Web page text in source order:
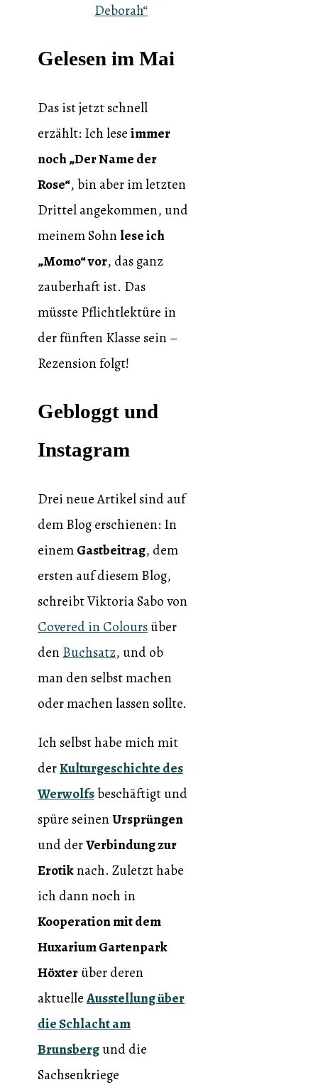
Deborah“
Gelesen im Mai
Das ist jetzt schnell
erzählt: Ich leseimmer
noch „Der Name der
Rose“, bin aber im letzten
Drittel angekommen, und
meinem Sohn lese ich
„Momo“ vor, das ganz
zauberhaft ist. Das
müsste Pflichtlektüre in
der fünften Klasse sein –
Rezension folgt!
Gebloggt und
Instagram
Drei neue Artikel sind auf
dem Blog erschienen: In
einemGastbeitrag, dem
ersten auf diesem Blog,
schreibt Viktoria Sabo von
Covered in Coloursüber
den Buchsatz, und ob
man den selbst machen
oder machen lassen sollte.
Ich selbst habe mich mit
derKulturgeschichte des
Werwolfsbeschäftigt und
spüre seinenUrsprüngen
und derVerbindung zur
Erotiknach. Zuletzt habe
ich dann noch in
Kooperation mit dem
Huxarium Gartenpark
Höxterüber deren
aktuelleAusstellung über
die Schlacht am
Brunsbergund die
Sachsenkriege